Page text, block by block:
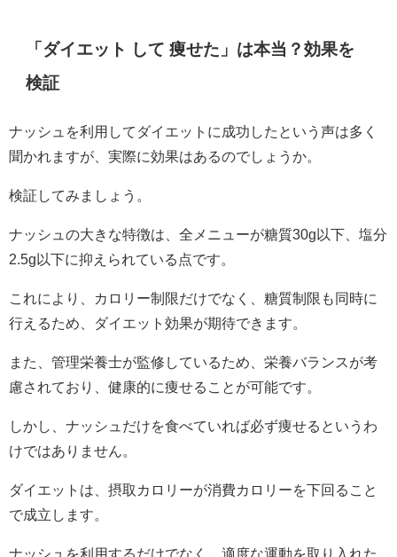
「ダイエット して 痩せた」は本当？効果を
検証
ナッシュを利用してダイエットに成功したという声は多く
聞かれますが、実際に効果はあるのでしょうか。
検証してみましょう。
ナッシュの大きな特徴は、全メニューが糖質30g以下、塩分
2.5g以下に抑えられている点です。
これにより、カロリー制限だけでなく、糖質制限も同時に
行えるため、ダイエット効果が期待できます。
また、管理栄養士が監修しているため、栄養バランスが考
慮されており、健康的に痩せることが可能です。
しかし、ナッシュだけを食べていれば必ず痩せるというわ
けではありません。
ダイエットは、摂取カロリーが消費カロリーを下回ること
で成立します。
ナッシュを利用するだけでなく、適度な運動を取り入れた